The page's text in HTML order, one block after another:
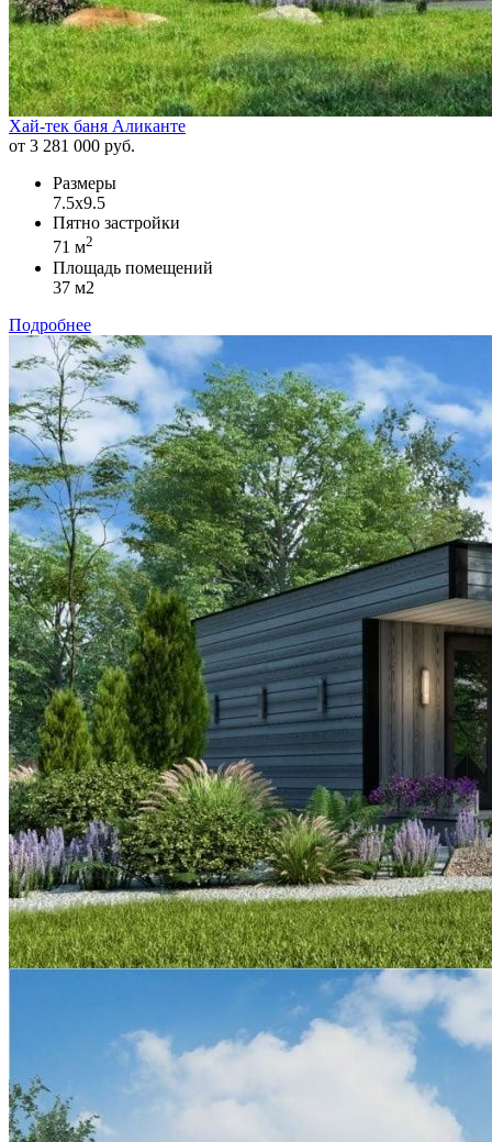
Хай-тек баня Аликанте
от 3 281 000 руб.
Размеры
7.5х9.5
Пятно застройки
71 м2
Площадь помещений
37 м2
Подробнее